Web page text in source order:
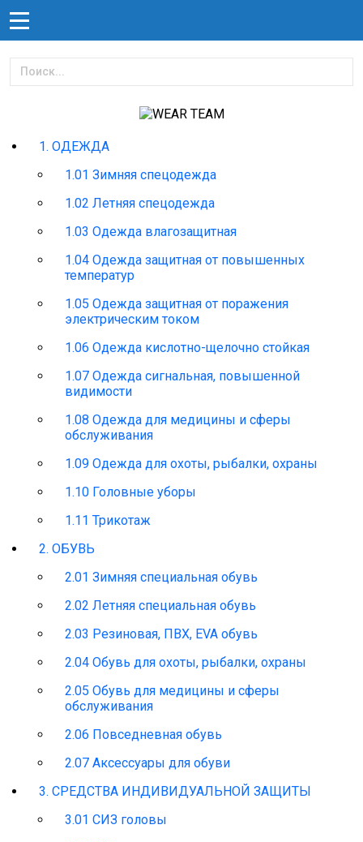
1. ОДЕЖДА
1.01 Зимняя спецодежда
1.02 Летняя спецодежда
1.03 Одежда влагозащитная
1.04 Одежда защитная от повышенных
температур
1.05 Одежда защитная от поражения
электрическим током
1.06 Одежда кислотно-щелочно стойкая
1.07 Одежда сигнальная, повышенной
видимости
1.08 Одежда для медицины и сферы
обслуживания
1.09 Одежда для охоты, рыбалки, охраны
1.10 Головные уборы
1.11 Трикотаж
2. ОБУВЬ
2.01 Зимняя специальная обувь
2.02 Летняя специальная обувь
2.03 Резиновая, ПВХ, EVA обувь
2.04 Обувь для охоты, рыбалки, охраны
2.05 Обувь для медицины и сферы
обслуживания
2.06 Повседневная обувь
2.07 Аксессуары для обуви
3. СРЕДСТВА ИНДИВИДУАЛЬНОЙ ЗАЩИТЫ
3.01 СИЗ головы